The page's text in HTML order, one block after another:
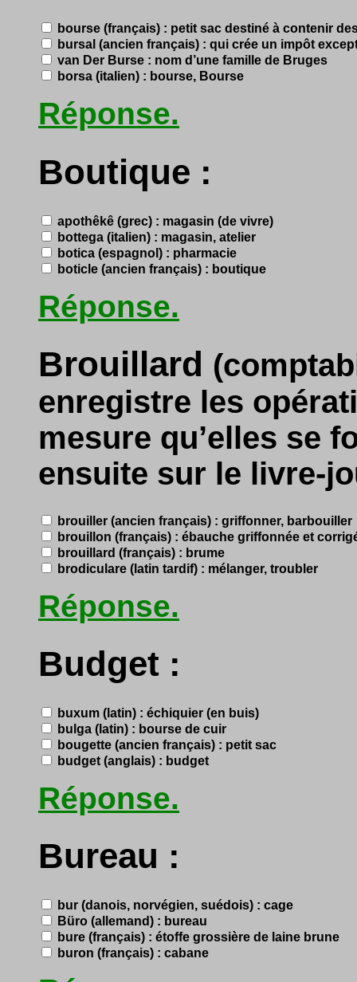
bourse (français) : petit sac destiné à contenir
bursal (ancien français) : qui crée un impôt
van Der Burse : nom d’une famille de Bruges
borsa (italien) : bourse, Bourse
Réponse.
Boutique :
apothêkê (grec) : magasin (de vivre)
bottega (italien) : magasin, atelier
botica (espagnol) : pharmacie
boticle (ancien français) : boutique
Réponse.
Brouillard
enregistre les
mesure qu’elles se
ensuite sur le livre-
brouiller (ancien français) : griffonner, barbouiller
brouillon (français) : ébauche griffonnée et
brouillard (français) : brume
brodiculare (latin tardif) : mélanger, troubler
Réponse.
Budget :
buxum (latin) : échiquier (en buis)
bulga (latin) : bourse de cuir
bougette (ancien français) : petit sac
budget (anglais) : budget
Réponse.
Bureau :
bur (danois, norvégien, suédois) : cage
Büro (allemand) : bureau
bure (français) : étoffe grossière de laine brune
buron (français) : cabane